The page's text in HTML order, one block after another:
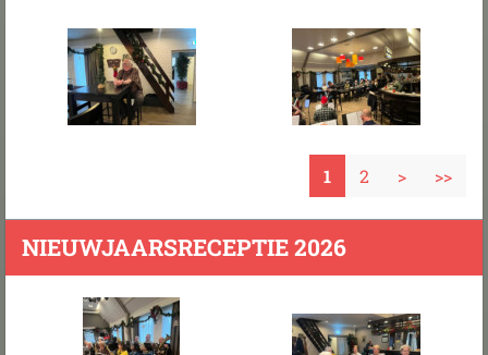
1 2 > >>
NIEUWJAARSRECEPTIE 2026